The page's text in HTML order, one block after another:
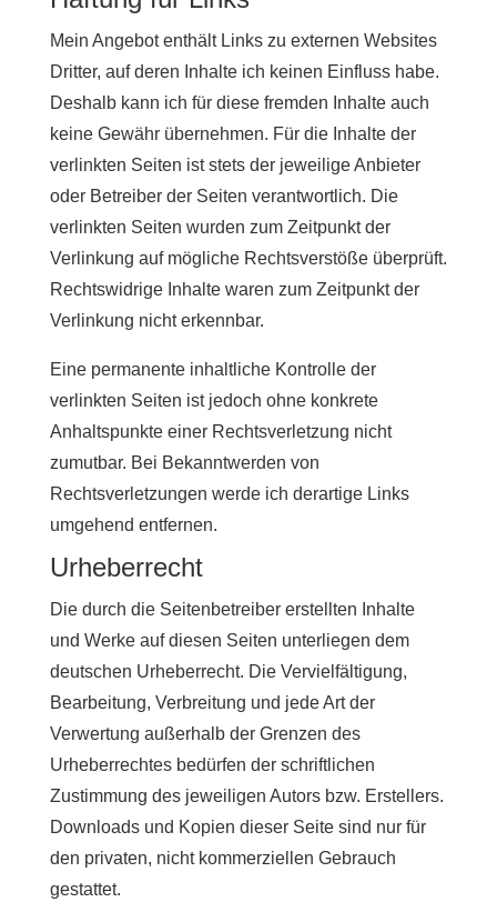
Mein Angebot enthält Links zu externen Websites
Dritter, auf deren Inhalte ich keinen Einfluss habe.
Deshalb kann ich für diese fremden Inhalte auch
keine Gewähr übernehmen. Für die Inhalte der
verlinkten Seiten ist stets der jeweilige Anbieter
oder Betreiber der Seiten verantwortlich. Die
verlinkten Seiten wurden zum Zeitpunkt der
Verlinkung auf mögliche Rechtsverstöße überprüft.
Rechtswidrige Inhalte waren zum Zeitpunkt der
Verlinkung nicht erkennbar.
Eine permanente inhaltliche Kontrolle der
verlinkten Seiten ist jedoch ohne konkrete
Anhaltspunkte einer Rechtsverletzung nicht
zumutbar. Bei Bekanntwerden von
Rechtsverletzungen werde ich derartige Links
umgehend entfernen.
Urheberrecht
Die durch die Seitenbetreiber erstellten Inhalte
und Werke auf diesen Seiten unterliegen dem
deutschen Urheberrecht. Die Vervielfältigung,
Bearbeitung, Verbreitung und jede Art der
Verwertung außerhalb der Grenzen des
Urheberrechtes bedürfen der schriftlichen
Zustimmung des jeweiligen Autors bzw. Erstellers.
Downloads und Kopien dieser Seite sind nur für
den privaten, nicht kommerziellen Gebrauch
gestattet.